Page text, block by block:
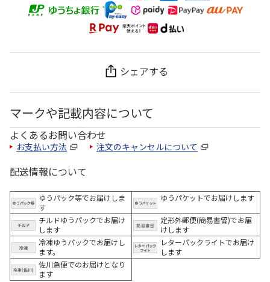
シェアする
マークや記載内容について
よくあるお問い合わせ
お支払い方法 注文のキャンセルについて
配送情報について
ゆうパック等でお届けしま
す
ゆうパケットでお届けします
チルドゆうパックでお届け
します
定形外郵便(簡易書留)でお届
けします
冷凍ゆうパックでお届けし
ます。
レターパックライトでお届け
します
佐川急便でのお届けとなり
ます